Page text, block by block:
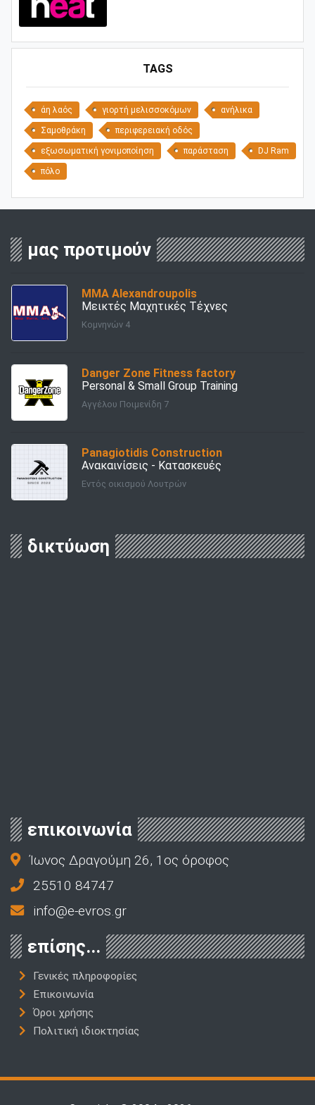
TAGS
άη λαός γιορτή μελισσοκόμων ανήλικα
Σαμοθράκη περιφερειακή οδός
εξωσωματική γονιμοποίηση παράσταση DJ Ram
πόλο
μας προτιμούν
ΜΜΑ Alexandroupolis
Μεικτές Μαχητικές Τέχνες
Κομνηνών 4
Danger Zone Fitness factory
Personal & Small Group Training
Αγγέλου Ποιμενίδη 7
Panagiotidis Construction
Ανακαινίσεις - Κατασκευές
Εντός οικισμού Λουτρών
δικτύωση
επικοινωνία
Ίωνος Δραγούμη 26, 1ος όροφος
25510 84747
info@e-evros.gr
επίσης...
Γενικές πληροφορίες
Επικοινωνία
Όροι χρήσης
Πολιτική ιδιοκτησίας